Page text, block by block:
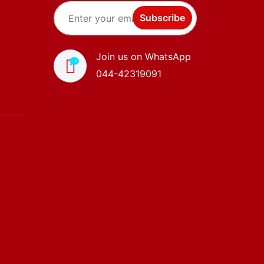
Subscribe
Join us on WhatsApp
044-42319091